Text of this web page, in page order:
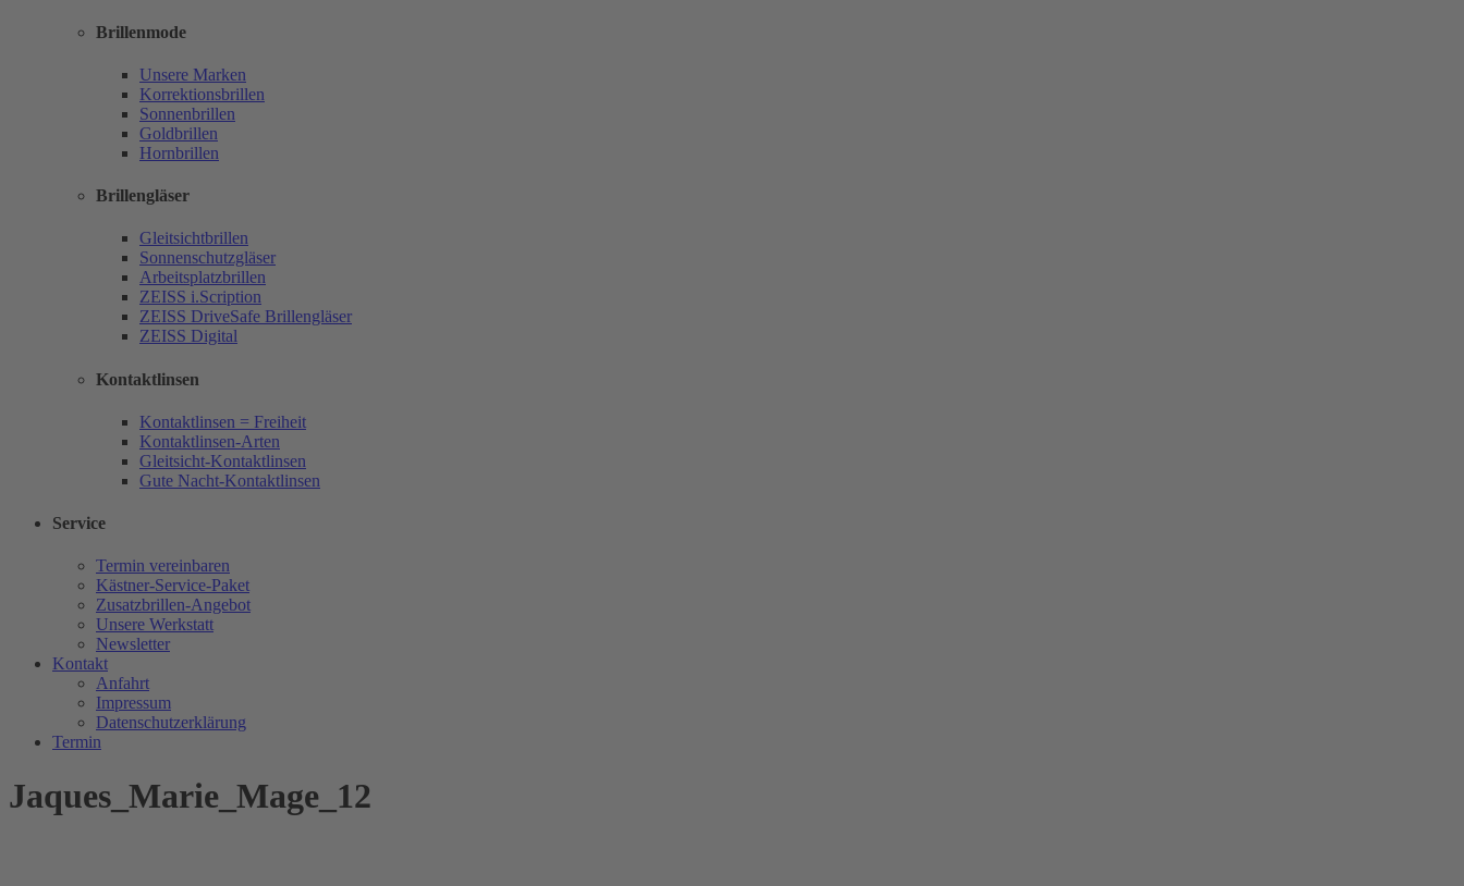
Brillenmode
Unsere Marken
Korrektionsbrillen
Sonnenbrillen
Goldbrillen
Hornbrillen
Brillengläser
Gleitsichtbrillen
Sonnenschutzgläser
Arbeitsplatzbrillen
ZEISS i.Scription
ZEISS DriveSafe Brillengläser
ZEISS Digital
Kontaktlinsen
Kontaktlinsen = Freiheit
Kontaktlinsen-Arten
Gleitsicht-Kontaktlinsen
Gute Nacht-Kontaktlinsen
Service
Termin vereinbaren
Kästner-Service-Paket
Zusatzbrillen-Angebot
Unsere Werkstatt
Newsletter
Kontakt
Anfahrt
Impressum
Datenschutzerklärung
Termin
Jaques_Marie_Mage_12